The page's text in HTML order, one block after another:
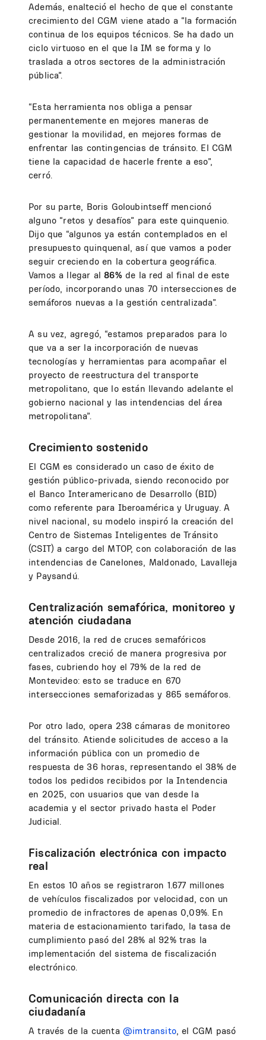
Además, enalteció el hecho de que el constante
crecimiento del CGM viene atado a “la formación
continua de los equipos técnicos. Se ha dado un
ciclo virtuoso en el que la IM se forma y lo
traslada a otros sectores de la administración
pública”.
“Esta herramienta nos obliga a pensar
permanentemente en mejores maneras de
gestionar la movilidad, en mejores formas de
enfrentar las contingencias de tránsito. El CGM
tiene la capacidad de hacerle frente a eso”,
cerró.
Por su parte, Boris Goloubintseff mencionó
alguno “retos y desafíos” para este quinquenio.
Dijo que “algunos ya están contemplados en el
presupuesto quinquenal, así que vamos a poder
seguir creciendo en la cobertura geográfica.
Vamos a llegar al86% de la red al final de este
período, incorporando unas 70 intersecciones de
semáforos nuevas a la gestión centralizada”.
A su vez, agregó, “estamos preparados para lo
que va a ser la incorporación de nuevas
tecnologías y herramientas para acompañar el
proyecto de reestructura del transporte
metropolitano, que lo están llevando adelante el
gobierno nacional y las intendencias del área
metropolitana”.
Crecimiento sostenido
El CGM es considerado un caso de éxito de
gestión público-privada, siendo reconocido por
el Banco Interamericano de Desarrollo (BID)
como referente para Iberoamérica y Uruguay. A
nivel nacional, su modelo inspiró la creación del
Centro de Sistemas Inteligentes de Tránsito
(CSIT) a cargo del MTOP, con colaboración de las
intendencias de Canelones, Maldonado, Lavalleja
y Paysandú.
Centralización semafórica, monitoreo y
atención ciudadana
Desde 2016, la red de cruces semafóricos
centralizados creció de manera progresiva por
fases, cubriendo hoy el 79% de la red de
Montevideo: esto se traduce en 670
intersecciones semaforizadas y 865 semáforos.
Por otro lado, opera 238 cámaras de monitoreo
del tránsito. Atiende solicitudes de acceso a la
información pública con un promedio de
respuesta de 36 horas, representando el 38% de
todos los pedidos recibidos por la Intendencia
en 2025, con usuarios que van desde la
academia y el sector privado hasta el Poder
Judicial.
Fiscalización electrónica con impacto
real
En estos 10 años se registraron 1.677 millones
de vehículos fiscalizados por velocidad, con un
promedio de infractores de apenas 0,09%. En
materia de estacionamiento tarifado, la tasa de
cumplimiento pasó del 28% al 92% tras la
implementación del sistema de fiscalización
electrónico.
Comunicación directa con la
ciudadanía
A través de la cuenta @imtransito, el CGM pasó